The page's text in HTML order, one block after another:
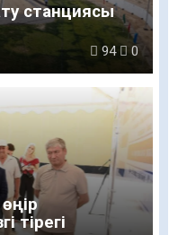
станциясы
94 0
тірегі